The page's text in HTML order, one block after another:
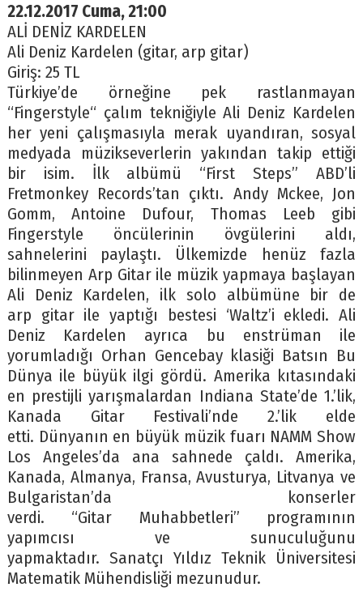
22.12.2017 Cuma, 21:00
ALİ DENİZ KARDELEN
Ali Deniz Kardelen (gitar, arp gitar)
Giriş: 25 TL
Türkiye’de örneğine pek rastlanmayan
“Fingerstyle“ çalım tekniğiyle Ali Deniz Kardelen
her yeni çalışmasıyla merak uyandıran, sosyal
medyada müzikseverlerin yakından takip ettiği
bir isim. İlk albümü “First Steps” ABD’li
Fretmonkey Records’tan çıktı. Andy Mckee, Jon
Gomm, Antoine Dufour, Thomas Leeb gibi
Fingerstyle öncülerinin övgülerini aldı,
sahnelerini paylaştı. Ülkemizde henüz fazla
bilinmeyen Arp Gitar ile müzik yapmaya başlayan
Ali Deniz Kardelen, ilk solo albümüne bir de
arp gitar ile yaptığı bestesi ‘Waltz’i ekledi. Ali
Deniz Kardelen ayrıca bu enstrüman ile
yorumladığı Orhan Gencebay klasiği Batsın Bu
Dünya ile büyük ilgi gördü. Amerika kıtasındaki
en prestijli yarışmalardan Indiana State’de 1.’lik,
Kanada Gitar Festivali’nde 2.’lik elde
etti. Dünyanın en büyük müzik fuarı NAMM Show
Los Angeles’da ana sahnede çaldı. Amerika,
Kanada, Almanya, Fransa, Avusturya, Litvanya ve
Bulgaristan’da konserler
verdi. “Gitar Muhabbetleri” programının
yapımcısı ve sunuculuğunu
yapmaktadır. Sanatçı Yıldız Teknik Üniversitesi
Matematik Mühendisliği mezunudur.